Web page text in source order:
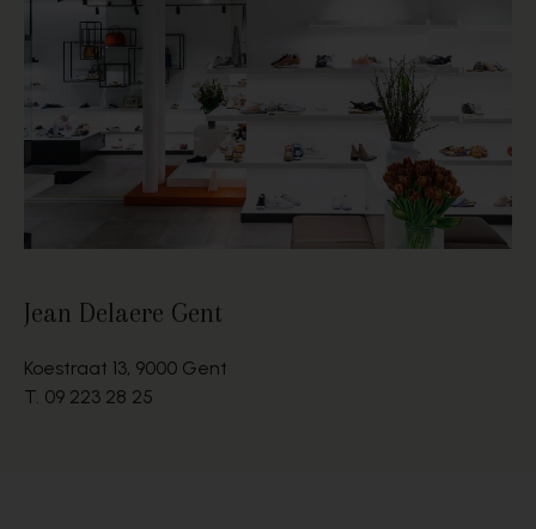
Jean Delaere Gent
Koestraat 13, 9000 Gent
T. 09 223 28 25